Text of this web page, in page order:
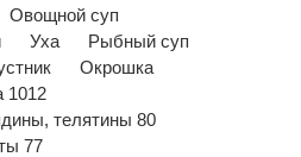
Овощной суп
Уха
Рыбный суп
Окрошка
1012
телятины 80
77